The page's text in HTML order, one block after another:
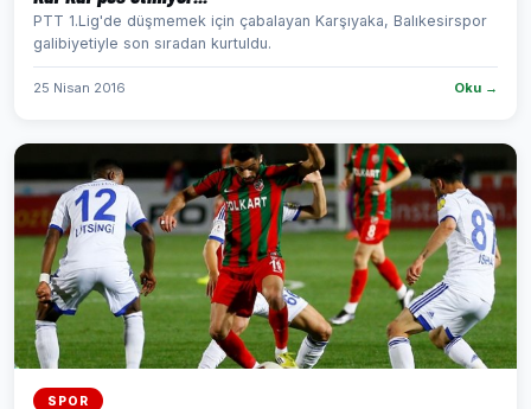
PTT 1.Lig'de düşmemek için çabalayan Karşıyaka, Balıkesirspor
galibiyetiyle son sıradan kurtuldu.
25 Nisan 2016 Oku →
SPOR